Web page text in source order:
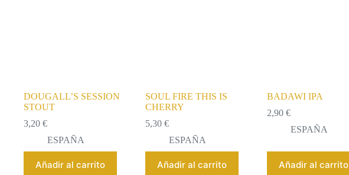
DOUGALL’S SESSION
STOUT
3,20 €
ESPAÑA
Añadir al carrito
SOUL FIRE THIS IS
CHERRY
5,30€
ESPAÑA
Añadir al carrito
BADAWI IPA
2,90€
ESPAÑA
Añadir al carrito